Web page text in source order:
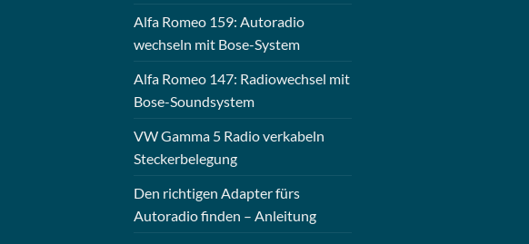
Alfa Romeo 159: Autoradio
wechseln mit Bose-System
Alfa Romeo 147: Radiowechsel mit
Bose-Soundsystem
VW Gamma 5 Radio verkabeln
Steckerbelegung
Den richtigen Adapter fürs
Autoradio finden – Anleitung